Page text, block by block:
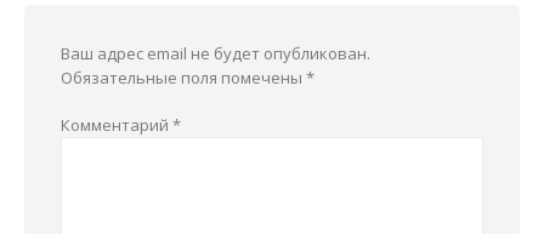
Ваш адрес email не будет опубликован.
Обязательные поля помечены *
Комментарий *